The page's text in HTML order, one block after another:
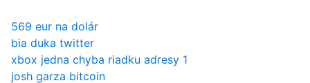
569 eur na dolár
bia duka twitter
xbox jedna chyba riadku adresy 1
josh garza bitcoin